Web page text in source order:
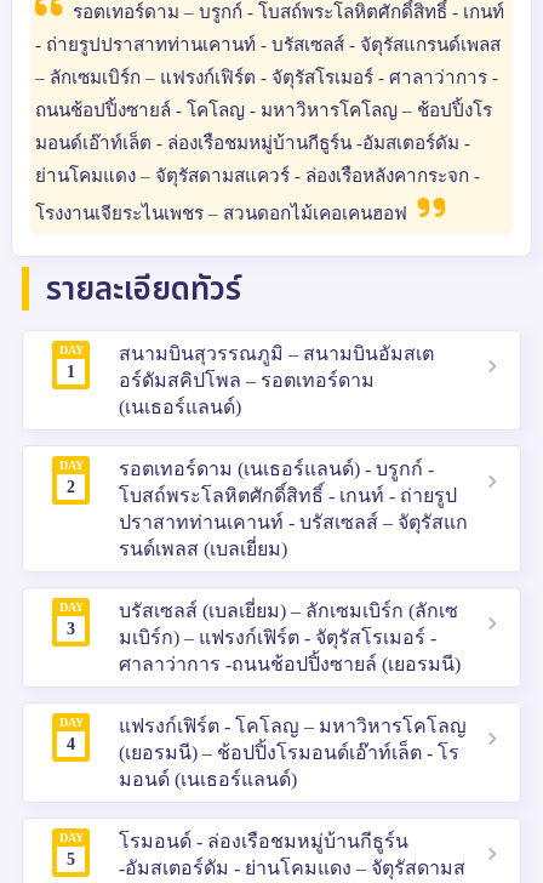
รอตเทอร์ดาม – บรูกก์ - โบสถ์พระโลหิตศักดิ์สิทธิ์ - เกนท์
- ถ่ายรูปปราสาทท่านเคานท์ - บรัสเซลส์ - จัตุรัสแกรนด์เพลส
– ลักเซมเบิร์ก – แฟรงก์เฟิร์ต - จัตุรัสโรเมอร์ - ศาลาว่าการ -
ถนนช้อปปิ้งซายล์ - โคโลญ - มหาวิหารโคโลญ – ช้อปปิ้งโร
มอนด์เอ๊าท์เล็ต - ล่องเรือชมหมู่บ้านกีธูร์น -อัมสเตอร์ดัม -
ย่านโคมแดง – จัตุรัสดามสแควร์ - ล่องเรือหลังคากระจก -
โรงงานเจียระไนเพชร – สวนดอกไม้เคอเคนฮอฟ
รายละเอียดทัวร์
DAY
1
สนามบินสุวรรณภูมิ – สนามบินอัมสเต
อร์ดัมสคิปโพล – รอตเทอร์ดาม
(เนเธอร์แลนด์)
DAY
2
รอตเทอร์ดาม (เนเธอร์แลนด์) - บรูกก์ -
โบสถ์พระโลหิตศักดิ์สิทธิ์ - เกนท์ - ถ่ายรูป
ปราสาทท่านเคานท์ - บรัสเซลส์ – จัตุรัสแก
รนด์เพลส (เบลเยี่ยม)
DAY
3
บรัสเซลส์ (เบลเยี่ยม) – ลักเซมเบิร์ก (ลักเซ
มเบิร์ก) – แฟรงก์เฟิร์ต - จัตุรัสโรเมอร์ -
ศาลาว่าการ -ถนนช้อปปิ้งซายล์ (เยอรมนี)
DAY
4
แฟรงก์เฟิร์ต - โคโลญ – มหาวิหารโคโลญ
(เยอรมนี) – ช้อปปิ้งโรมอนด์เอ๊าท์เล็ต - โร
มอนด์ (เนเธอร์แลนด์)
DAY
5
โรมอนด์ - ล่องเรือชมหมู่บ้านกีธูร์น
-อัมสเตอร์ดัม - ย่านโคมแดง – จัตุรัสดามส